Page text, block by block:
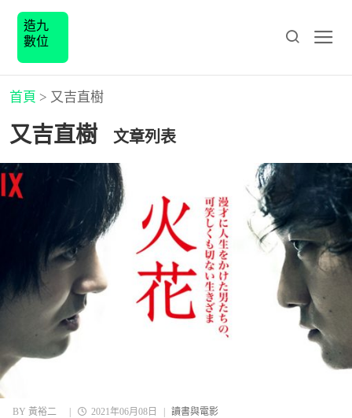
造九
數位
首頁 > 又吉直樹
又吉直樹 文章列表
BY 黃裕二 | 2021年06月08日 | 讀書與電影